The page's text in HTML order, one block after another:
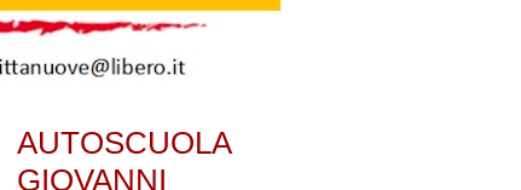
AUTOSCUOLA
GIOVANNI